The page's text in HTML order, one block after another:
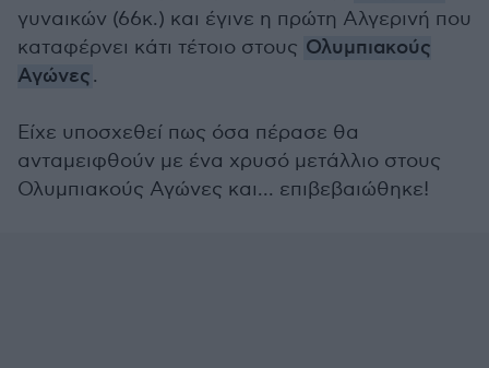
γυναικών (66κ.) και έγινε η πρώτη Αλγερινή που
καταφέρνει κάτι τέτοιο στους Ολυμπιακούς
Αγώνες.
Είχε υποσχεθεί πως όσα πέρασε θα
ανταμειφθούν με ένα χρυσό μετάλλιο στους
Ολυμπιακούς Αγώνες και... επιβεβαιώθηκε!